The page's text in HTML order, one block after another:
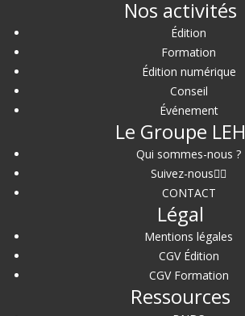
Nos activités
Édition
Formation
Édition numérique
Conseil
Événement
Le Groupe LEH
Qui sommes-nous ?
Suivez-nous
CONTACT
Légal
Mentions légales
CGV Édition
CGV Formation
Ressources